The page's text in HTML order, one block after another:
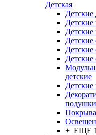
Детская
Детские
Детские
Детские
Детские
детские
Детские
подушки
+ ЕЩЕ 1